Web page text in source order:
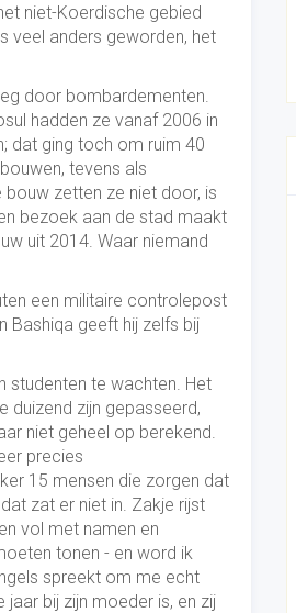
niet-Koerdische gebied
veel anders geworden, het
door bombardementen.
hadden ze vanaf 2006 in
dat ging toch om ruim 40
tevens als
zetten ze niet door, is
bezoek aan de stad maakt
uit 2014. Waar niemand
een militaire controlepost
Bashiqa geeft hij zelfs bij
studenten te wachten. Het
duizend zijn gepasseerd,
niet geheel op berekend.
precies
15 mensen die zorgen dat
zat er niet in. Zakje rijst
vol met namen en
tonen - en word ik
spreekt om me echt
bij zijn moeder is, en zij